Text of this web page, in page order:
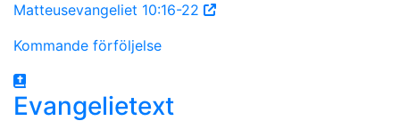
Matteusevangeliet 10:16-22
Kommande förföljelse
Evangelietext